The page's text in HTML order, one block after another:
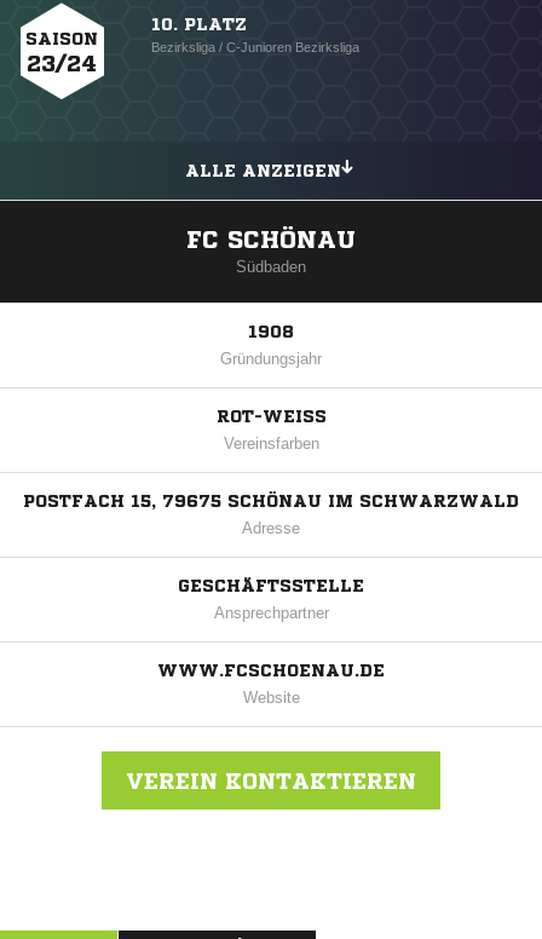
SAISON
23/24
10. PLATZ
Bezirksliga / C-Junioren Bezirksliga
ALLE ANZEIGEN
FC SCHÖNAU
Südbaden
1908
Gründungsjahr
ROT-WEISS
Vereinsfarben
POSTFACH 15, 79675 SCHÖNAU IM SCHWARZWALD
Adresse
GESCHÄFTSSTELLE
Ansprechpartner
WWW.FCSCHOENAU.DE
Website
VEREIN KONTAKTIEREN